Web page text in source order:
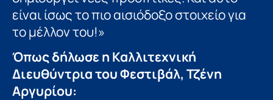
είναι ίσως το πιο αισιόδοξο στοιχείο για
το μέλλον του!»
Όπως δήλωσε η Καλλιτεχνική
Διευθύντρια του Φεστιβάλ, Τζένη
Αργυρίου: